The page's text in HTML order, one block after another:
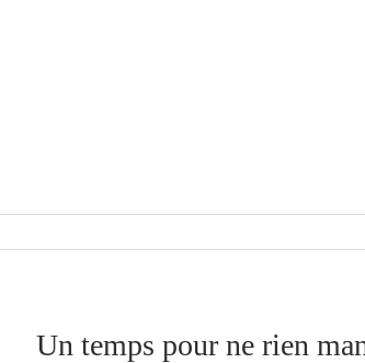
Un temps pour ne rien